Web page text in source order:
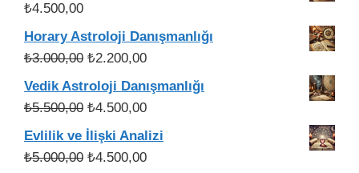
₺4.500,00
Horary Astroloji Danışmanlığı
₺3.000,00 Orijinal
fiyat:
₺3.000,00.
₺2.200,00Şu
fiyat:
Vedik Astroloji Danışmanlığı
₺5.500,00 Orijinal
fiyat:
₺5.500,00.
₺4.500,00Şu
andaki
fiyat:
Evlilik ve İlişki Analizi
₺5.000,00 Orijinal
₺4.500,00Şu